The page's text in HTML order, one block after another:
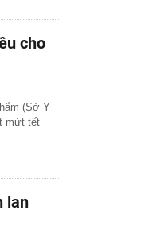
cho
(Sở Y
mứt tết
lan